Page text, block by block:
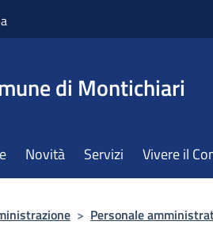
di Montichiari
Novità Servizi Vivere il
> Personale